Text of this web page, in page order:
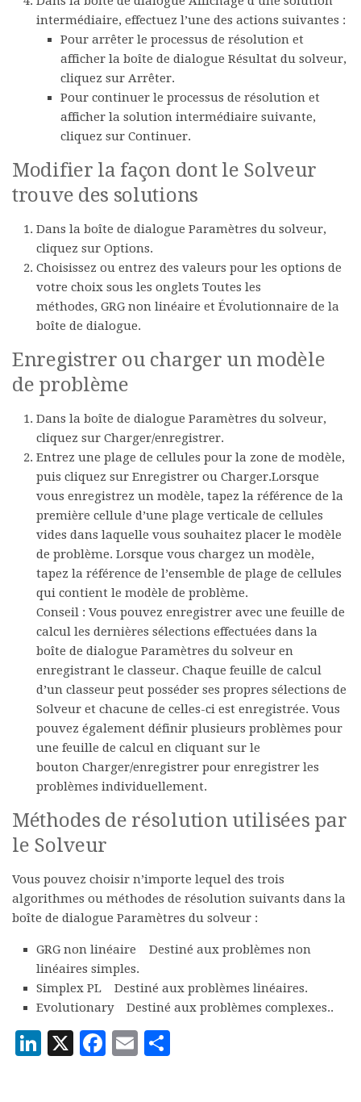
intermédiaire, effectuez l’une des actions suivantes :
Pour arrêter le processus de résolution et
afficher la boîte de dialogue Résultat du solveur,
cliquez sur Arrêter.
Pour continuer le processus de résolution et
afficher la solution intermédiaire suivante,
cliquez sur Continuer.
Modifier la façon dont le Solveur
trouve des solutions
Dans la boîte de dialogue Paramètres du solveur,
cliquez sur Options.
Choisissez ou entrez des valeurs pour les options de
votre choix sous les onglets Toutes les
méthodes, GRG non linéaire et Évolutionnaire de la
boîte de dialogue.
Enregistrer ou charger un modèle
de problème
Dans la boîte de dialogue Paramètres du solveur,
cliquez sur Charger/enregistrer.
Entrez une plage de cellules pour la zone de modèle,
puis cliquez sur Enregistrer ou Charger.Lorsque
vous enregistrez un modèle, tapez la référence de la
première cellule d’une plage verticale de cellules
vides dans laquelle vous souhaitez placer le modèle
de problème. Lorsque vous chargez un modèle,
tapez la référence de l’ensemble de plage de cellules
qui contient le modèle de problème.
Conseil : Vous pouvez enregistrer avec une feuille de
calcul les dernières sélections effectuées dans la
boîte de dialogue Paramètres du solveur en
enregistrant le classeur. Chaque feuille de calcul
d’un classeur peut posséder ses propres sélections de
Solveur et chacune de celles-ci est enregistrée. Vous
pouvez également définir plusieurs problèmes pour
une feuille de calcul en cliquant sur le
bouton Charger/enregistrer pour enregistrer les
problèmes individuellement.
Méthodes de résolution utilisées par
le Solveur
Vous pouvez choisir n’importe lequel des trois
algorithmes ou méthodes de résolution suivants dans la
boîte de dialogue Paramètres du solveur :
GRG non linéaire Destiné aux problèmes non
linéaires simples.
Simplex PL Destiné aux problèmes linéaires.
EvolutionaryDestiné aux problèmes complexes..
LinkedIn
X Facebook
Email